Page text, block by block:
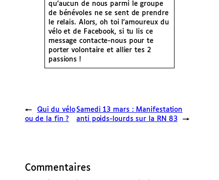
qu’aucun de nous parmi le groupe
de bénévoles ne se sent de prendre
le relais. Alors, oh toi l’amoureux du
vélo et de Facebook, si tu lis ce
message contacte-nous pour te
porter volontaire et allier tes 2
passions !
←
Qui du vélo
ou de la fin ?
Samedi 13 mars : Manifestation
anti poids-lourds sur la RN 83
→
Commentaires